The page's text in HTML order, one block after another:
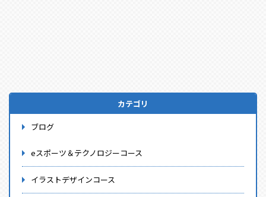
カテゴリ
ブログ
eスポーツ＆テクノロジーコース
イラストデザインコース